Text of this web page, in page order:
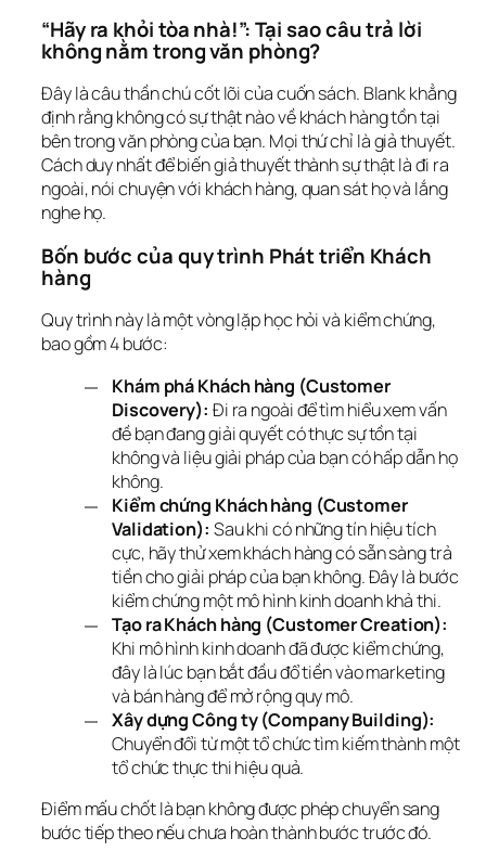
“Hãy ra khỏi tòa nhà!”: Tại sao câu trả lời
không nằm trong văn phòng?
Đây là câu thần chú cốt lõi của cuốn sách. Blank khẳng
định rằng không có sự thật nào về khách hàng tồn tại
bên trong văn phòng của bạn. Mọi thứ chỉ là giả thuyết.
Cách duy nhất để biến giả thuyết thành sự thật là đi ra
ngoài, nói chuyện với khách hàng, quan sát họ và lắng
nghe họ.
Bốn bước của quy trình Phát triển Khách
hàng
Quy trình này là một vòng lặp học hỏi và kiểm chứng,
bao gồm 4 bước:
Khám phá Khách hàng (Customer
Discovery): Đi ra ngoài để tìm hiểu xem vấn
đề bạn đang giải quyết có thực sự tồn tại
không và liệu giải pháp của bạn có hấp dẫn họ
không.
Kiểm chứng Khách hàng (Customer
Validation): Sau khi có những tín hiệu tích
cực, hãy thử xem khách hàng có sẵn sàng trả
tiền cho giải pháp của bạn không. Đây là bước
kiểm chứng một mô hình kinh doanh khả thi.
Tạo ra Khách hàng (Customer Creation):
Khi mô hình kinh doanh đã được kiểm chứng,
đây là lúc bạn bắt đầu đổ tiền vào marketing
và bán hàng để mở rộng quy mô.
Xây dựng Công ty (Company Building):
Chuyển đổi từ một tổ chức tìm kiếm thành một
tổ chức thực thi hiệu quả.
Điểm mấu chốt là bạn không được phép chuyển sang
bước tiếp theo nếu chưa hoàn thành bước trước đó.